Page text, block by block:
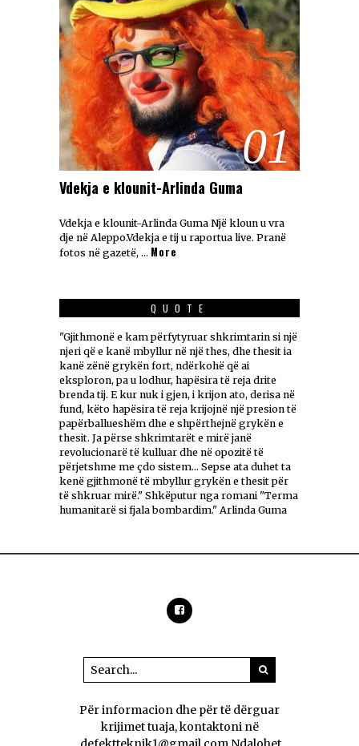
01
Vdekja e klounit-Arlinda Guma
Vdekja e klounit-Arlinda Guma Një kloun u vra
dje në Aleppo.Vdekja e tij u raportua live. Pranë
fotos në gazetë, … More
QUOTE
"Gjithmonë e kam përfytyruar shkrimtarin si një
njeri që e kanë mbyllur në një thes, dhe thesit ia
kanë zënë grykën fort, ndërkohë që ai
eksploron, pa u lodhur, hapësira të reja drite
brenda tij. E kur nuk i gjen, i krijon ato, derisa në
fund, këto hapësira të reja krijojnë një presion të
papërballueshëm dhe e shpërthejnë grykën e
thesit. Ja përse shkrimtarët e mirë janë
revolucionarë të kulluar dhe në opozitë të
përjetshme me çdo sistem... Sepse ata duhet ta
kenë gjithmonë të mbyllur grykën e thesit për
të shkruar mirë." Shkëputur nga romani "Terma
humanitarë si fjala bombardim." Arlinda Guma
Për informacion dhe për të dërguar
krijimet tuaja, kontaktoni në